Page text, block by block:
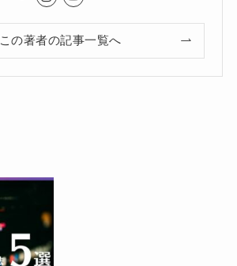
この著者の記事一覧へ